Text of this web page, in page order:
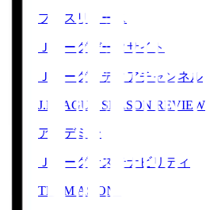
プレスリリース
Ｊリーグデータサイト
Ｊリーグメディアチャンネル
J.LEAGUE SEASON REVIEW
アカデミー
Ｊリーグサステナビリティ
TEAM AS ONE